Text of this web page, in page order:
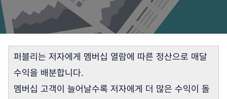
퍼블리는 저자에게 멤버십 열람에 따른 정산으로 매달
수익을 배분합니다.
멤버십 고객이 늘어날수록 저자에게 더 많은 수익이 돌